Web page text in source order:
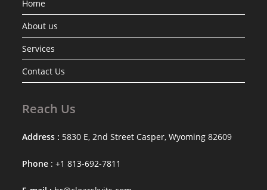
Home
About us
Services
Contact Us
Reach Us
Address : 5830 E, 2nd Street Casper, Wyoming 82609
Phone : +1 813-692-7811